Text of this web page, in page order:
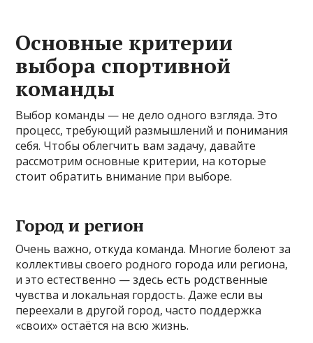
Основные критерии
выбора спортивной
команды
Выбор команды — не дело одного взгляда. Это
процесс, требующий размышлений и понимания
себя. Чтобы облегчить вам задачу, давайте
рассмотрим основные критерии, на которые
стоит обратить внимание при выборе.
Город и регион
Очень важно, откуда команда. Многие болеют за
коллективы своего родного города или региона,
и это естественно — здесь есть родственные
чувства и локальная гордость. Даже если вы
переехали в другой город, часто поддержка
«своих» остаётся на всю жизнь.